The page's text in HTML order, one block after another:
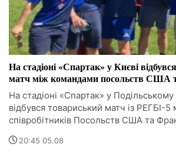
На стадіоні «Спартак» у Києві
матч між командами посольств США
На стадіоні «Спартак» у
відбувся товариський матч із РЕГБІ-
співробітників Посольств США та
20:45 05.08